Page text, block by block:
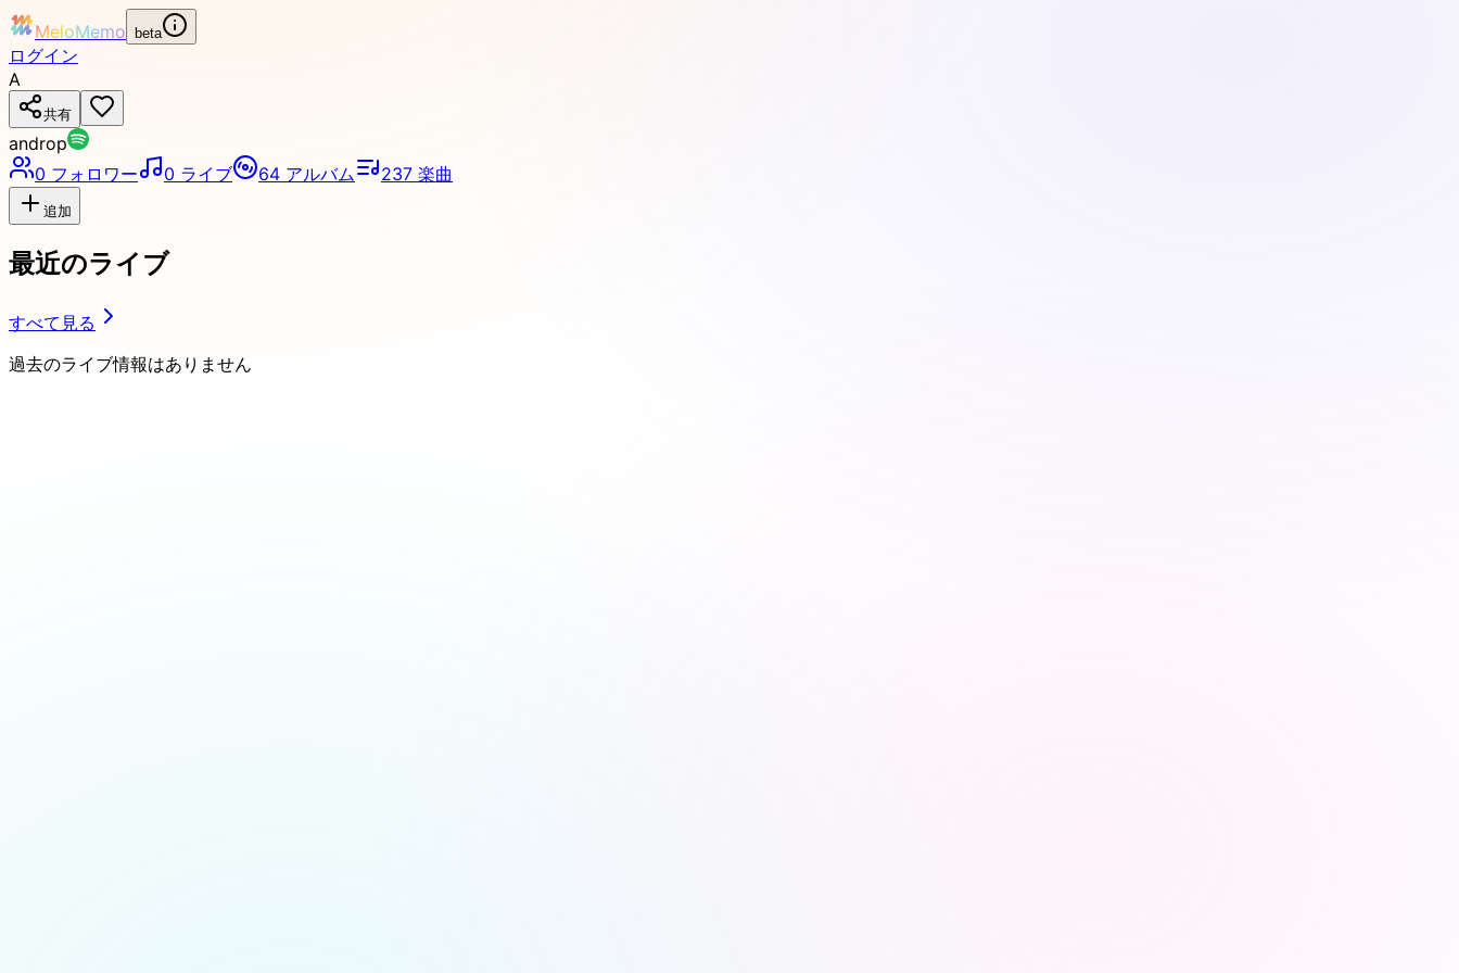
MeloMemo beta
ログイン
A
共有
androp
0 フォロワー 0 ライブ 64 アルバム 237 楽曲
追加
最近のライブ
すべて見る
過去のライブ情報はありません